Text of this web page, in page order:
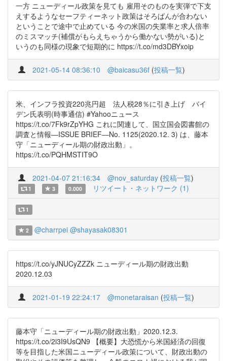
一方 ニューディール政策を見ても 雇用そのものを実弾で下支
えするようなセーフティーネット政策はそろばんが合わない
ということで途中で止めている 今の米国の失業率と求人倍率
のミスマッチ(補償がもらえちゃうから働かない勢がいる)と
いうのも同様の現象で短期的に https://t.co/md3DBYxoip
2021-05-14 08:36:10 @baicasu36f (投稿一覧)
米、インフラ投資220兆円超 法人税28％に引き上げ バイ
デン氏表明(時事通信) #Yahooニュース
https://t.co/7Fk9rZpYHG これに関連して、国立国会図書館の
調査と情報―ISSUE BRIEF―No. 1125(2020.12. 3) は、藤本
守「ニューディール期の財政出動」。
https://t.co/PQHMSTIT9O
2021-04-07 21:16:34 @nov_saturday (投稿一覧)
1 3 0.000 リツイート・ネットワーク (1)
1
2 @charrpei @shayasak08301
https://t.co/yJNUCyZZZk ニューディール期の財政出動
2020.12.03
2021-01-19 22:24:17 @monetaraisan (投稿一覧)
藤本守「ニューディール期の財政出動」2020.12.3.
https://t.co/2i3I9UsQN9 【概要】大恐慌から米国経済の回復
等を目指した米国ニューディール政策について、財政出動の